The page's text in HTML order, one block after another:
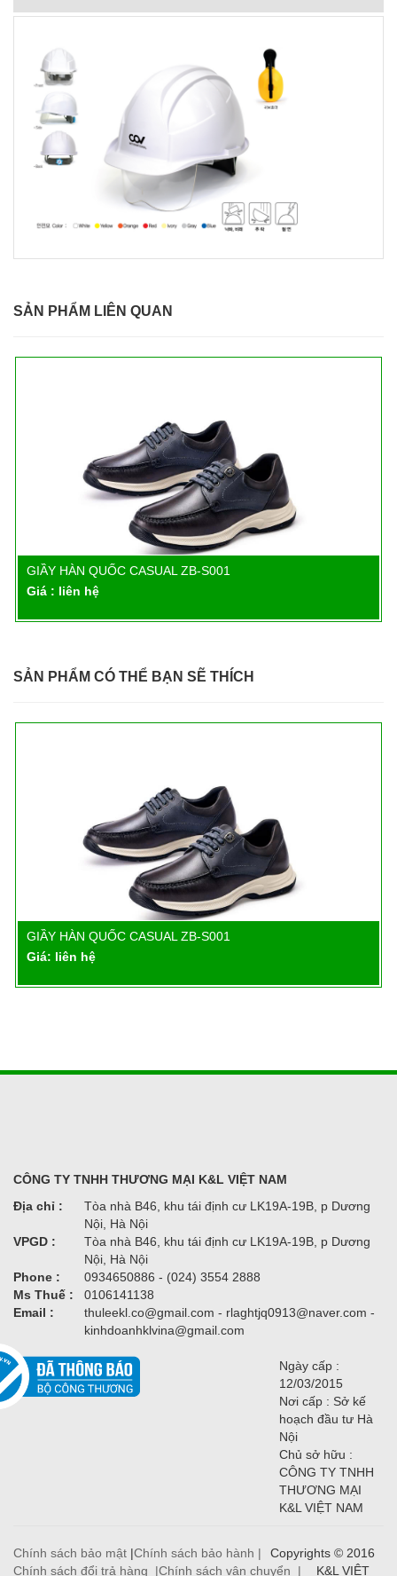
SẢN PHẨM LIÊN QUAN
Chi tiết
GIẦY HÀN QUỐC CASUAL ZB-S001
Giá : liên hệ
SẢN PHẨM CÓ THỂ BẠN SẼ THÍCH
Chi tiết
GIẦY HÀN QUỐC CASUAL ZB-S001
Giá: liên hệ
CÔNG TY TNHH THƯƠNG MẠI K&L VIỆT NAM
Địa chỉ :
Tòa nhà B46, khu tái định cư LK19A-19B, p Dương
Nội, Hà Nội
VPGD :
Tòa nhà B46, khu tái định cư LK19A-19B, p Dương
Nội, Hà Nội
Phone :
0934650886 - (024) 3554 2888
Ms Thuế :
0106141138
Email :
thuleekl.co@gmail.com - rlaghtjq0913@naver.com -
kinhdoanhklvina@gmail.com
Ngày cấp :
12/03/2015
Nơi cấp : Sở kế
hoạch đầu tư Hà
Nội
Chủ sở hữu :
CÔNG TY TNHH
THƯƠNG MẠI
K&L VIỆT NAM
Chính sách bảo mật |Chính sách bảo hành |
Chính sách đổi trả hàng |Chính sách vận chuyển |
Copyrights © 2016
K&L VIỆT